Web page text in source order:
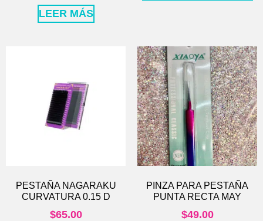
LEER MÁS
PESTAÑA NAGARAKU
CURVATURA 0.15 D
$65.00
PINZA PARA PESTAÑA
PUNTA RECTA MAY
$49.00